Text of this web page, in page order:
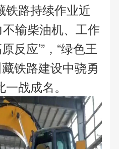
铁路持续作业近
输柴油机、工作
反应’”，“绿色王
铁路建设中骁勇
战成名。